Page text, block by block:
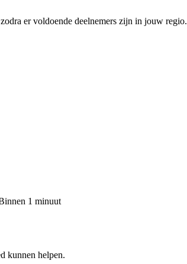
er voldoende deelnemers zijn in jouw regio.
1 minuut
kunnen helpen.